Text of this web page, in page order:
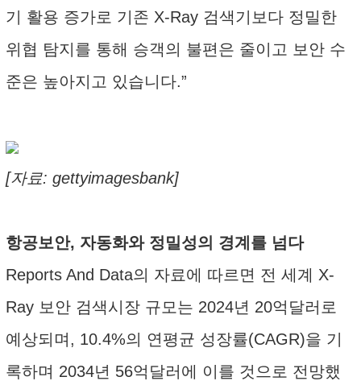
기 활용 증가로 기존 X-Ray 검색기보다 정밀한
위협 탐지를 통해 승객의 불편은 줄이고 보안 수
준은 높아지고 있습니다.”
[자료: gettyimagesbank]
항공보안, 자동화와 정밀성의 경계를 넘다
Reports And Data의 자료에 따르면 전 세계 X-
Ray 보안 검색시장 규모는 2024년 20억달러로
예상되며, 10.4%의 연평균 성장률(CAGR)을 기
록하며 2034년 56억달러에 이를 것으로 전망했